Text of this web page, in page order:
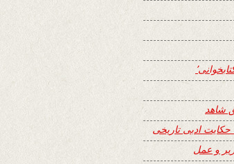
شاهد
ادبی تاریخی
و عمل